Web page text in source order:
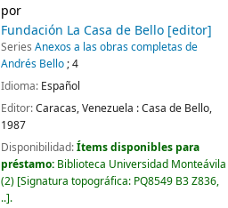
por
Fundación La Casa de Bello[editor]
Series Anexos a las obras completas de
Andrés Bello; 4
Idioma: Español
Editor:Caracas, Venezuela :Casa de Bello,
1987
Disponibilidad:Ítems disponibles para
préstamo: Biblioteca Universidad Monteávila
(2) Signatura topográfica: PQ8549 B3 Z836,
.. .